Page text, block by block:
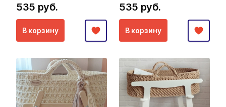
535 руб.
В корзину
535 руб.
В корзину